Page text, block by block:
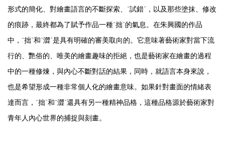
形式的簡化、對繪畫語言的不斷探索、“試錯”，以及那些塗抹、修改
的痕跡，最終都為了賦予作品一種“拙”的氣息。在朱興國的作品
中，“拙”和“澀”是具有明確的審美取向的。它意味著藝術家對當下流
行的、艷俗的、唯美的繪畫趣味的拒絕，也是藝術家在繪畫的過程
中的一種修煉，與內心不斷對話的結果，同時，就語言本身來說，
也是希望形成一種非常個人化的繪畫意味。如果針對畫面的情緒表
達而言，“拙”和“澀”還具有另一種精神品格，這種品格源於藝術家對
青年人內心世界的捕捉與刻畫。